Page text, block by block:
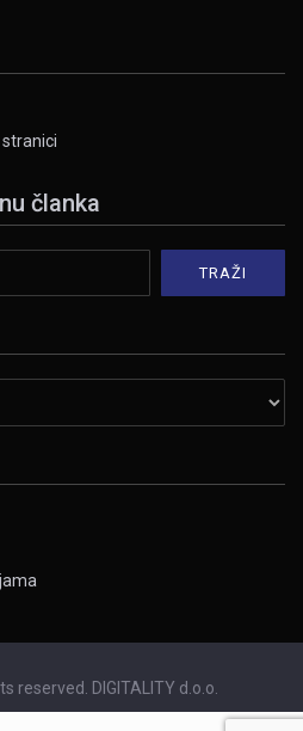
članka
reserved. DIGITALITY d.o.o.